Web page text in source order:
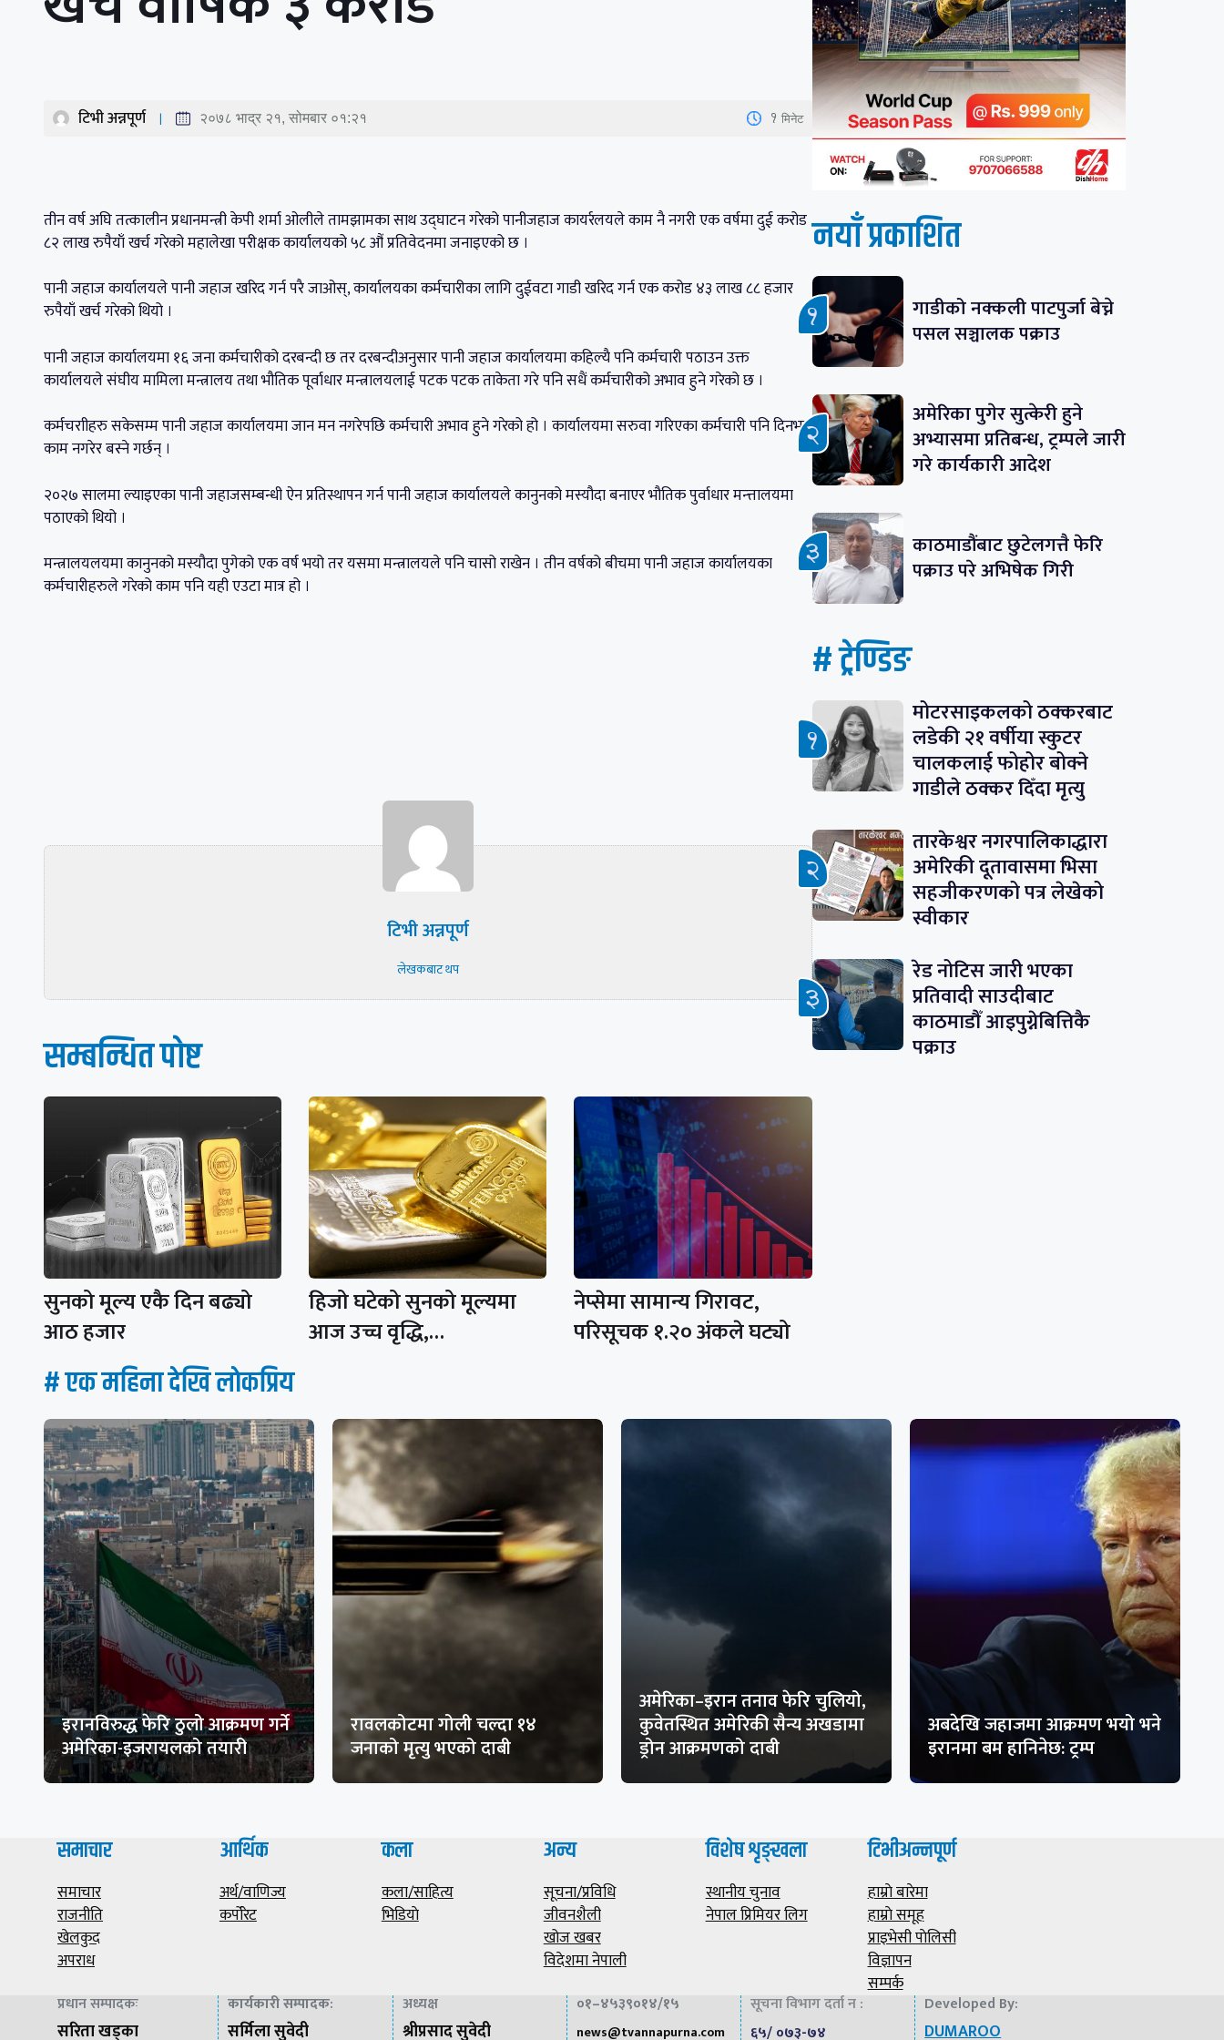
टिभी अन्नपूर्ण २०७८ भाद्र २१, सोमबार ०१:२१ 1 मिनेट
तीन वर्ष अघि तत्कालीन प्रधानमन्त्री केपी शर्मा ओलीले तामझामका साथ उद्घाटन गरेको पानीजहाज कायर्रलयले काम नै नगरी एक वर्षमा दुई करोड
८२ लाख रुपैयाँ खर्च गरेको महालेखा परीक्षक कार्यालयको ५८ औं प्रतिवेदनमा जनाइएको छ ।
पानी जहाज कार्यालयले पानी जहाज खरिद गर्न परै जाओस्, कार्यालयका कर्मचारीका लागि दुईवटा गाडी खरिद गर्न एक करोड ४३ लाख ८८ हजार
रुपैयाँ खर्च गरेको थियो ।
पानी जहाज कार्यालयमा १६ जना कर्मचारीको दरबन्दी छ तर दरबन्दीअनुसार पानी जहाज कार्यालयमा कहिल्यै पनि कर्मचारी पठाउन उक्त
कार्यालयले संघीय मामिला मन्त्रालय तथा भौतिक पूर्वाधार मन्त्रालयलाई पटक पटक ताकेता गरे पनि सधैं कर्मचारीको अभाव हुने गरेको छ ।
कर्मचराीहरु सकेसम्म पानी जहाज कार्यालयमा जान मन नगरेपछि कर्मचारी अभाव हुने गरेको हो । कार्यालयमा सरुवा गरिएका कर्मचारी पनि दिनभर
काम नगरेर बस्ने गर्छन् ।
२०२७ सालमा ल्याइएका पानी जहाजसम्बन्धी ऐन प्रतिस्थापन गर्न पानी जहाज कार्यालयले कानुनको मस्यौदा बनाएर भौतिक पुर्वाधार मन्त्तालयमा
पठाएको थियो ।
मन्त्रालयलयमा कानुनको मस्यौदा पुगेको एक वर्ष भयो तर यसमा मन्त्रालयले पनि चासो राखेन । तीन वर्षको बीचमा पानी जहाज कार्यालयका
कर्मचारीहरुले गरेको काम पनि यही एउटा मात्र हो ।
टिभी अन्नपूर्ण
लेखकबाट थप
सम्बन्धित पाेष्ट
सुनको मूल्य एकै दिन बढ्यो
आठ हजार
हिजो घटेको सुनको मूल्यमा
आज उच्च वृद्धि,…
नेप्सेमा सामान्य गिरावट,
परिसूचक १.२० अंकले घट्यो
नयाँ प्रकाशित
गाडीको नक्कली पाटपुर्जा बेच्ने
पसल सञ्चालक पक्राउ
अमेरिका पुगेर सुत्केरी हुने
अभ्यासमा प्रतिबन्ध, ट्रम्पले जारी
गरे कार्यकारी आदेश
काठमाडौंबाट छुटेलगत्तै फेरि
पक्राउ परे अभिषेक गिरी
# ट्रेण्डिङ
मोटरसाइकलको ठक्करबाट
लडेकी २१ वर्षीया स्कुटर
चालकलाई फोहोर बोक्ने
गाडीले ठक्कर दिँदा मृत्यु
तारकेश्वर नगरपालिकाद्धारा
अमेरिकी दूतावासमा भिसा
सहजीकरणको पत्र लेखेको
स्वीकार
रेड नोटिस जारी भएका
प्रतिवादी साउदीबाट
काठमाडौँ आइपुग्नेबित्तिकै
पक्राउ
# एक महिना देखि लाेकप्रिय
इरानविरुद्ध फेरि ठुलो आक्रमण गर्ने
अमेरिका-इजरायलको तयारी
रावलकोटमा गोली चल्दा १४
जनाको मृत्यु भएको दाबी
अमेरिका–इरान तनाव फेरि चुलियो,
कुवेतस्थित अमेरिकी सैन्य अखडामा
ड्रोन आक्रमणको दाबी
अबदेखि जहाजमा आक्रमण भयो भने
इरानमा बम हानिनेछ: ट्रम्प
समाचार
समाचार
राजनीति
खेलकुद
अपराध
आर्थिक
अर्थ/वाणिज्य
कर्पोरेट
कला
कला/साहित्य
भिडियाे
अन्य
सूचना/प्रविधि
जीवनशैली
खोज खबर
विदेशमा नेपाली
विशेष शृङ्खला
स्थानीय चुनाव
नेपाल प्रिमियर लिग
टिभीअन्नपूर्ण
हाम्राे बारेमा
हाम्राे समूह
प्राइभेसी पाेलिसी
विज्ञापन
सम्पर्क
प्रधान सम्पादकः
सरिता खड्का
कार्यकारी सम्पादक:
सर्मिला सुवेदी
अध्यक्ष
श्रीप्रसाद सुवेदी
०१–४५३९०१४/१५
news@tvannapurna.com
सूचना विभाग दर्ता न :
६५/ ०७३-७४
Developed By:
DUMAROO